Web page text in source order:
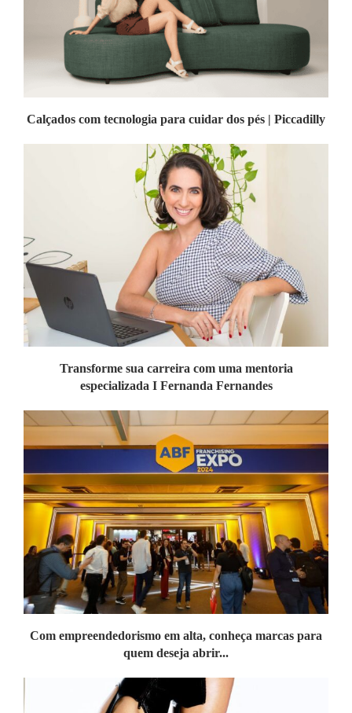
Calçados com tecnologia para cuidar dos pés | Piccadilly
Transforme sua carreira com uma mentoria
especializada I Fernanda Fernandes
Com empreendedorismo em alta, conheça marcas para
quem deseja abrir...